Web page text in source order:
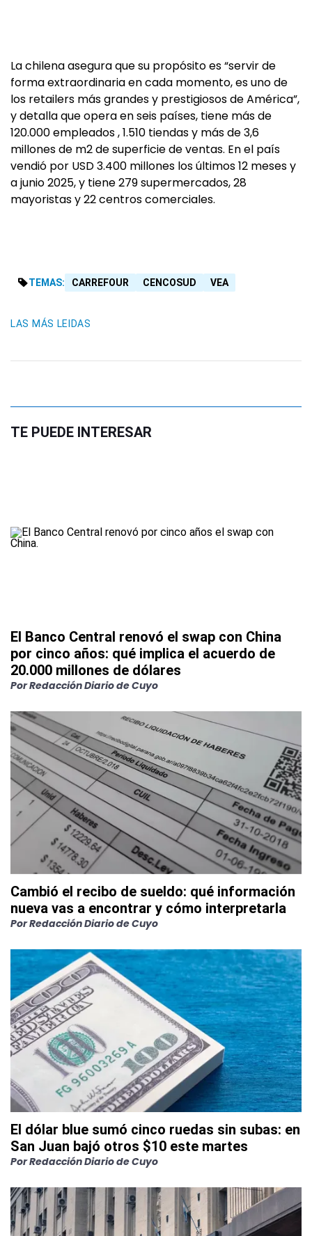
La chilena asegura que su propósito es “servir de
forma extraordinaria en cada momento, es uno de
los retailers más grandes y prestigiosos de América”,
y detalla que opera en seis países, tiene más de
120.000 empleados , 1.510 tiendas y más de 3,6
millones de m2 de superficie de ventas. En el país
vendió por USD 3.400 millones los últimos 12 meses y
a junio 2025, y tiene 279 supermercados, 28
mayoristas y 22 centros comerciales.
TEMAS: CARREFOUR CENCOSUD VEA
LAS MÁS LEIDAS
TE PUEDE INTERESAR
El Banco Central renovó el swap con China
por cinco años: qué implica el acuerdo de
20.000 millones de dólares
PorRedacción Diario de Cuyo
Cambió el recibo de sueldo: qué información
nueva vas a encontrar y cómo interpretarla
PorRedacción Diario de Cuyo
El dólar blue sumó cinco ruedas sin subas: en
San Juan bajó otros $10 este martes
PorRedacción Diario de Cuyo